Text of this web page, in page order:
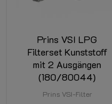
Prins VSI LPG
Filterset Kunststoff
mit 2 Ausgängen
(180/80044)
Prins VSI-Filter